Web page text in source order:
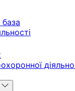
Show